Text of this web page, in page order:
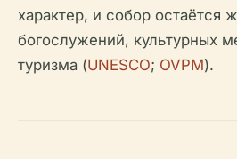
характер, и собор остаётся
богослужений, культурных
туризма (UNESCO; OVPM).